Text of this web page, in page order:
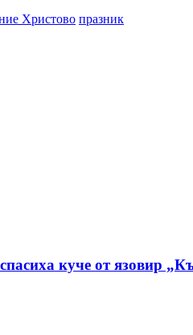
Христово празник
куче от язовир